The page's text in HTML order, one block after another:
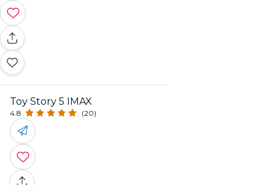
Toy Story 5 IMAX
4.8 (20)